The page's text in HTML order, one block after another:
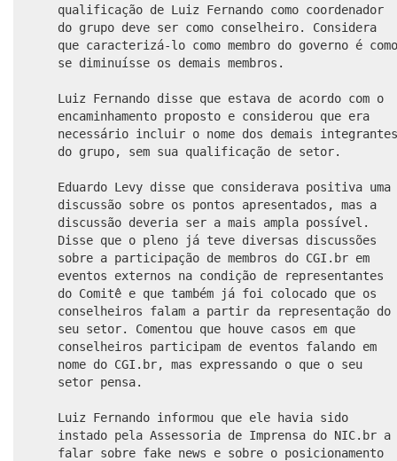
qualificação de Luiz Fernando como coordenador
do grupo deve ser como conselheiro. Considera
que caracterizá-lo como membro do governo é como
se diminuísse os demais membros.
Luiz Fernando disse que estava de acordo com o
encaminhamento proposto e considerou que era
necessário incluir o nome dos demais integrantes
do grupo, sem sua qualificação de setor.
Eduardo Levy disse que considerava positiva uma
discussão sobre os pontos apresentados, mas a
discussão deveria ser a mais ampla possível.
Disse que o pleno já teve diversas discussões
sobre a participação de membros do CGI.br em
eventos externos na condição de representantes
do Comitê e que também já foi colocado que os
conselheiros falam a partir da representação do
seu setor. Comentou que houve casos em que
conselheiros participam de eventos falando em
nome do CGI.br, mas expressando o que o seu
setor pensa.
Luiz Fernando informou que ele havia sido
instado pela Assessoria de Imprensa do NIC.br a
falar sobre fake news e sobre o posicionamento